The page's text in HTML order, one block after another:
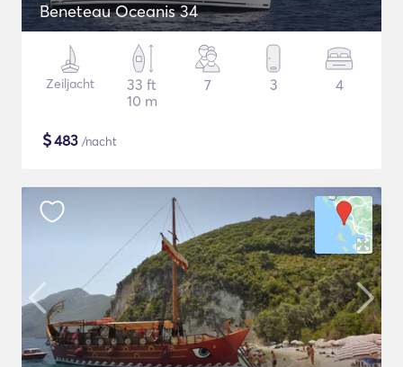
Beneteau Oceanis 34
Zeiljacht
33 ft
10 m
7 3 4
$483 /nacht